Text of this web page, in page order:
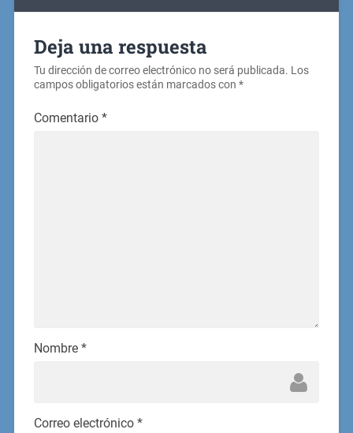
Deja una respuesta
Tu dirección de correo electrónico no será publicada. Los
campos obligatorios están marcados con *
Comentario *
Nombre *
Correo electrónico *